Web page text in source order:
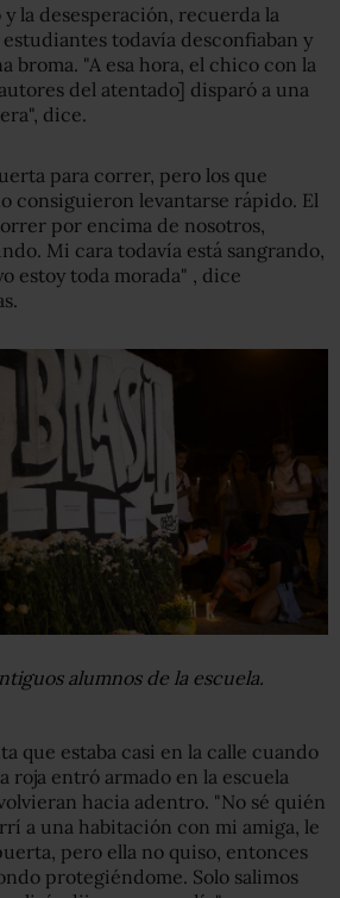
la desesperación, recuerda la
estudiantes todavía desconfiaban y
broma. "A esa hora, el chico con la
del atentado] disparó a una
dice.
para correr, pero los que
consiguieron levantarse rápido. El
por encima de nosotros,
Mi cara todavía está sangrando,
estoy toda morada" , dice
alumnos de la escuela.
que estaba casi en la calle cuando
roja entró armado en la escuela
hacia adentro. "No sé quién
a una habitación con mi amiga, le
pero ella no quiso, entonces
protegiéndome. Solo salimos